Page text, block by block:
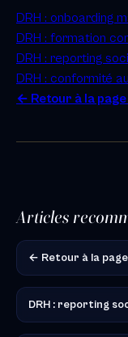
DRH : onboarding
DRH : formation
DRH : reporting
DRH : conformité
← Retour à la page
Articles
← Retour à la page
DRH : reporting